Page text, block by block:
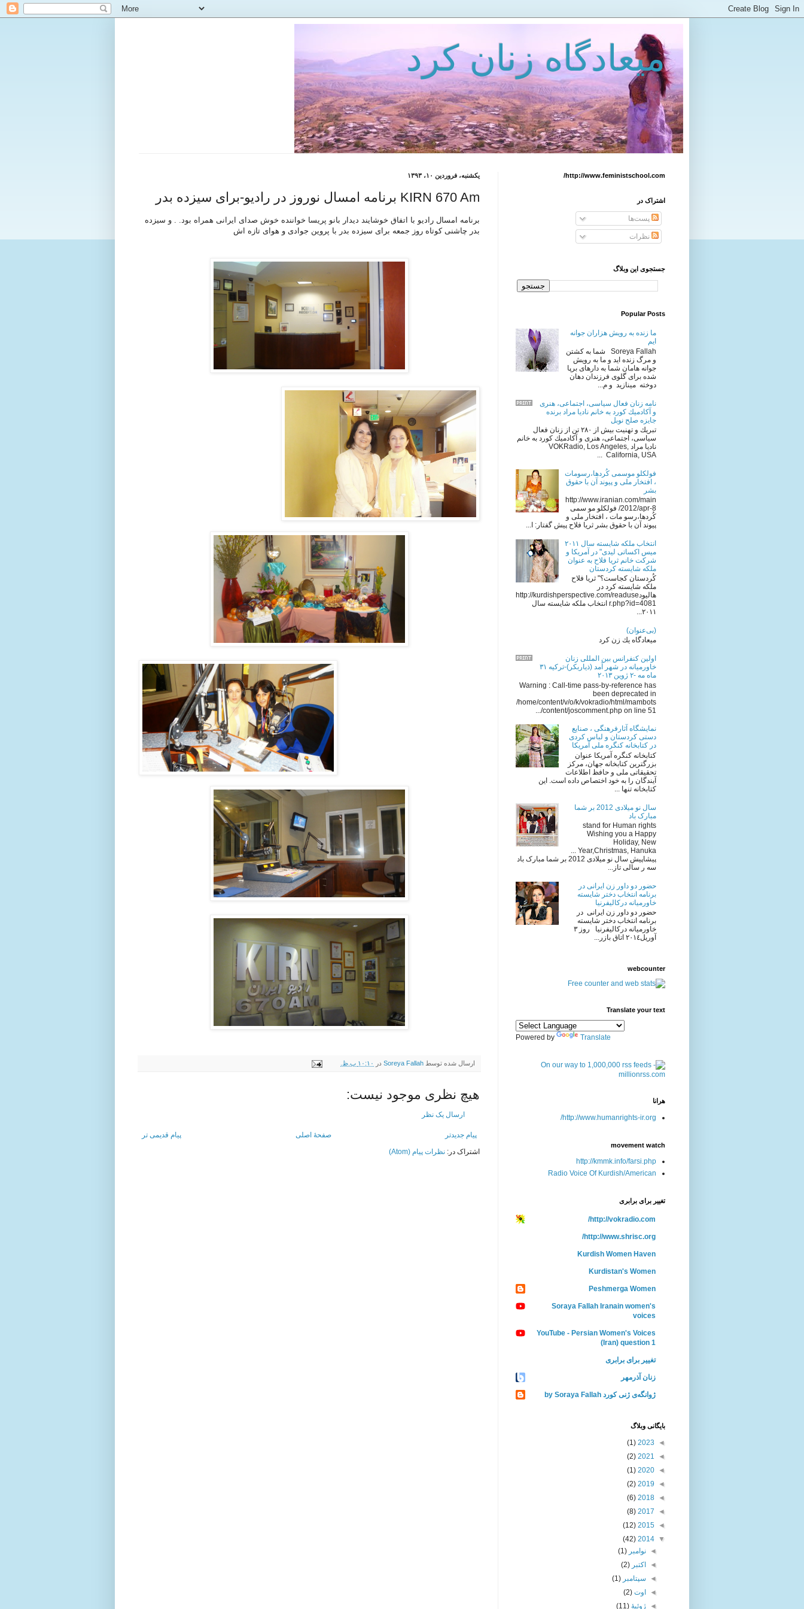
میعادگاه زنان كرد
یکشنبه، فروردین ۱۰، ۱۳۹۳
KIRN 670 Am برنامه امسال نوروز در رادیو-برای سیزده بدر
برنامه امسال رادیو با اتفاق خوشایند دیدار بانو پریسا خواننده خوش صدای ایرانی همراه بود. . و سیزده
بدر چاشنی کوتاه روز جمعه برای سیزده بدر با پروین جوادی و هوای تازه اش
ارسال شده توسط Soreya Fallah در ۱۰:۱۰ ب.ظ.
هیچ نظری موجود نیست:
ارسال یک نظر
پیام جدیدتر پیام قدیمی تر
صفحهٔ اصلی
اشتراک در: نظرات پیام (Atom)
http://www.feministschool.com/
اشتراک در
پست‌ها
نظرات
جستجوی این وبلاگ
Popular Posts
ما زنده به رویش هزاران جوانه
ایم
Soreya Fallah شما به كشتن
و مرگ زنده ايد و ما به رويش
جوانه هامان شما به دارهای برپا
شده برای گلوی فرزندان دهان
دوخته مینازید و م...
نامه زنان فعال سياسى، اجتماعى، هنرى
و آكادميك كورد به خانم ناديا مراد برنده
جایزه صلح نوبل
تبريك و تهنيت بيش از ٢٨٠ تن از زنان فعال
سياسى، اجتماعى، هنرى و آكادميك كورد به خانم
ناديا مراد VOKRadio, Los Angeles,
California, USA ...
فولکلو موسمی کُردها،رسومات
، افتخار ملی و پیوند آن با حقوق
بشر
http://www.iranian.com/main
/2012/apr-8 فولکلو مو سمی
کُردها،رسو مات ، افتخار ملی و
پیوند آن با حقوق بشر ثریا فلاح پیش گفتار: ا...
انتخاب ملکه شایسته سال ٢٠١١
میس اکساتی لیدی" در آمریکا و
شرکت خانم ثریا فلاح به عنوان
ملکه شایسته کردستان
کُردستان کجاست؟" ثریا فلاح
ملکه شایسته کرد در
هالیودhttp://kurdishperspective.com/readuse
r.php?id=4081 انتخاب ملکه شایسته سال
٢٠١١...
(بی‌عنوان)
میعادگاه یك زن كرد
اولين كنفرانس بين المللى زنان
خاورميانه در شهر آمد (ذياربكر)-تركيه ٣١
ماه مه -٢ ژوين ٢٠١٣
Warning : Call-time pass-by-reference has
been deprecated in
/home/content/v/o/k/vokradio/html/mambots
/content/joscomment.php on line 51...
نمایشگاه آثارفرهنگی ، صنایع
دستی کردستان و لباس کردی
در کتابخانه کنگره ملی آمریکا
کتابخانه کنگره آمریکا عنوان
بزرگترین کتابخانه جهان، مرکز
تحقیقاتی ملی و حافظ اطلاعات
آیندگان را به خود اختصاص داده است. این
کتابخانه تنها ...
سال نو میلادی 2012 بر شما
مبارک باد
stand for Human rights
Wishing you a Happy
Holiday, New
Year,Christmas, Hanuka ...
پیشاپیش سال نو میلادی 2012 بر شما مبارک باد
سه ر سالی تاز...
حضور دو داور زن ایرانی در
برنامه انتخاب دختر شایسته
خاورمیانه درکالیفرنیا
حضور دو داور زن ایرانی در
برنامه انتخاب دختر شایسته
خاورمیانه درکالیفرنیا روز ٣
آوريل٢٠١٤ اتاق بازر...
webcounter
Translate your text
Powered by Translate
هرانا
http://www.humanrights-ir.org/
movement watch
http://kmmk.info/farsi.php
Radio Voice Of Kurdish/American
تغییر برای برابری
http://vokradio.com/
http://www.shrisc.org/
Kurdish Women Haven
Kurdistan's Women
Peshmerga Women
Soraya Fallah Iranain women's
voices
YouTube - Persian Women's Voices
(Iran) question 1
تغییر برای برابری
زنان آذرمهر
ژوانگه‌ی ژنی كورد by Soraya Fallah
بايگانی وبلاگ
◄
2023
(1)
◄
2021
(2)
◄
2020
(1)
◄
2019
(2)
◄
2018
(6)
◄
2017
(8)
◄
2015
(12)
▼
2014
(42)
◄نوامبر(1)
◄اکتبر(2)
◄ سپتامبر(1)
◄اوت(2)
◄ژوئیهٔ(11)